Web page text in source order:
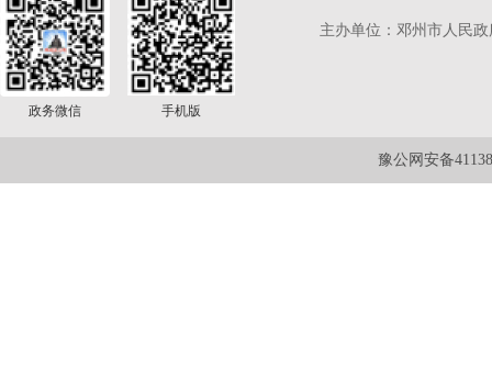
政务微信 手机版
主办单位：邓州市人民
豫公网安备